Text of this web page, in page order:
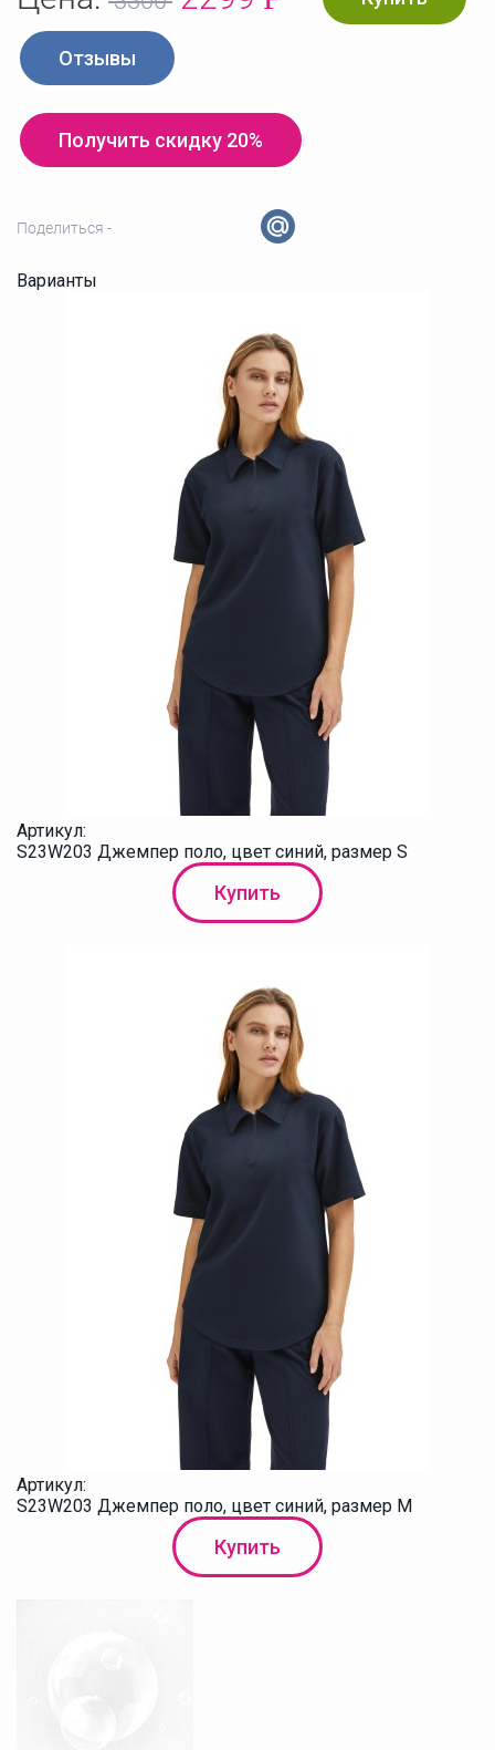
Отзывы
Получить скидку 20%
Поделиться -
Варианты
Артикул:
S23W203 Джемпер поло, цвет синий, размер S
Купить
Артикул:
S23W203 Джемпер поло, цвет синий, размер M
Купить